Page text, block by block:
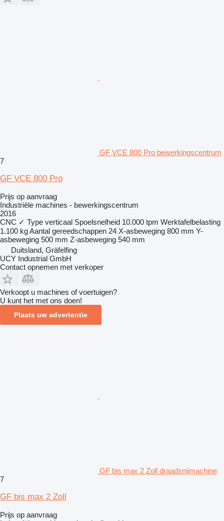
GF VCE 800 Pro bewerkingscentrum
7
GF VCE 800 Pro
Prijs op aanvraag
Industriële machines - bewerkingscentrum
2016
CNC ✓ Type verticaal Spoelsnelheid 10.000 tpm Werktafelbelasting
1.100 kgAantal gereedschappen 24 X-asbeweging 800 mm Y-
asbeweging 500 mm Z-asbeweging 540 mm
Duitsland, Gräfelfing
UCY Industrial GmbH
Contact opnemen met verkoper
Verkoopt u machines of voertuigen?
U kunt het met ons doen!
Plaats uw advertentie
GF bis max 2 Zoll draadsnijmachine
7
GF bis max 2 Zoll
Prijs op aanvraag